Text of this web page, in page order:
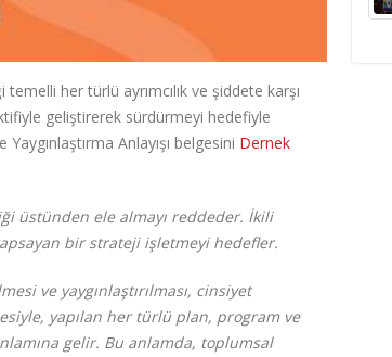
her türlü ayrımcılık ve şiddete karşı
geliştirerek sürdürmeyi hedefiyle
Anlayışı belgesini Dernek
üstünden ele almayı reddeder. İkili
bir strateji işletmeyi hedefler.
ve yaygınlaştırılması, cinsiyet
yapılan her türlü plan, program ve
gelir. Bu anlamda, toplumsal